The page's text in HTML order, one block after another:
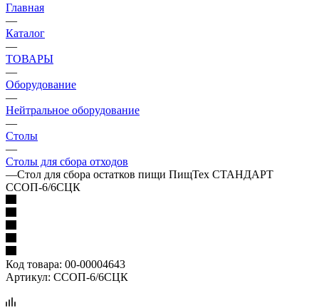
Главная
—
Каталог
—
ТОВАРЫ
—
Оборудование
—
Нейтральное оборудование
—
Столы
—
Столы для сбора отходов
—Стол для сбора остатков пищи ПищТех СТАНДАРТ
ССОП-6/6СЦК
Код товара: 00-00004643
Артикул: ССОП-6/6СЦК